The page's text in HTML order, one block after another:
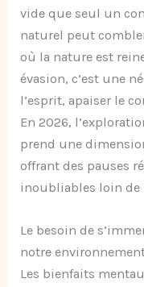
vide que seul un
naturel peut
où la nature est
évasion, c’est une
l’esprit, apaiser le
En 2026,
prend une
offrant des pauses
inoubliables loin de
Le besoin de
notre
Les bienfaits